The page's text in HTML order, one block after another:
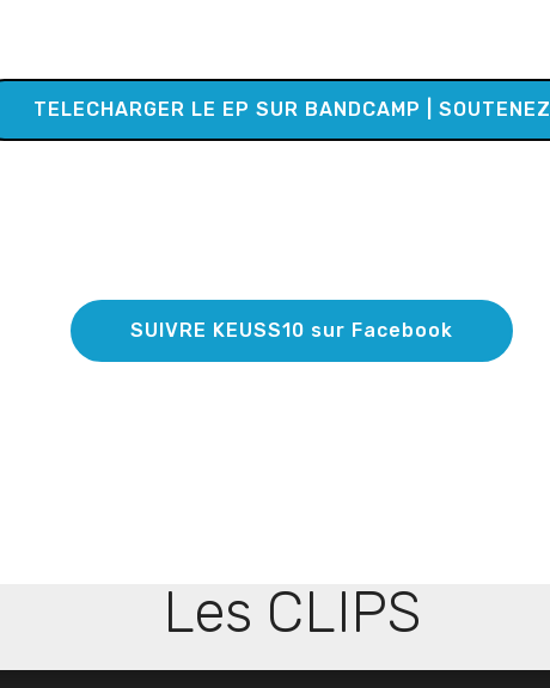
TELECHARGER LE EP SUR BANDCAMP | SOUTENEZ
SUIVRE KEUSS10 sur Facebook
Les CLIPS